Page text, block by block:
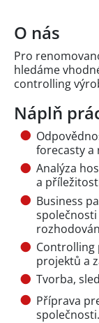
O nás
Pro
hledáme
controlling
Náplň
forecasty a
Analýza
a
Business
Controlling
projektů a
Tvorba,
Příprava
společnosti.